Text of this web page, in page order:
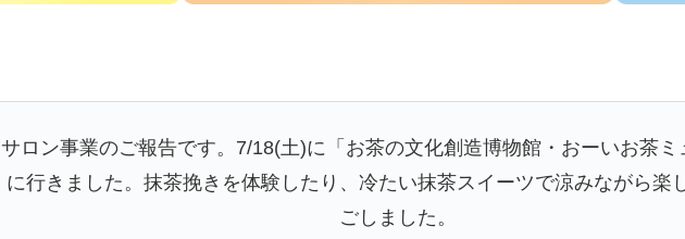
サロン事業のご報告です。7/18(土)に「お茶の文化創造博物館・おーいお茶ミ
に行きました。抹茶挽きを体験したり、冷たい抹茶スイーツで涼みながら楽
ごしました。